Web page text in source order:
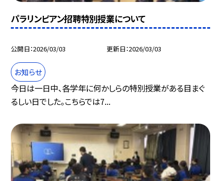
パラリンピアン招聘特別授業について
公開日 2026/03/03 更新日 2026/03/03
お知らせ
今日は一日中、各学年に何かしらの特別授業がある目まぐ
るしい日でした。こちらでは7...